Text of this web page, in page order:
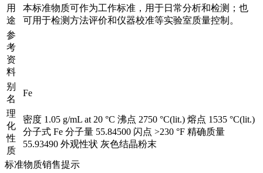
用
途
本标准物质可作为工作标准，用于日常分析和检测；也
可用于检测方法评价和仪器校准等实验室质量控制。
参
考
资
料
别
名
Fe
理
化
性
质
密度 1.05 g/mL at 20 °C 沸点 2750 °C(lit.) 熔点 1535 °C(lit.)
分子式 Fe 分子量 55.84500 闪点 >230 °F 精确质量
55.93490 外观性状 灰色结晶粉末
标准物质销售提示